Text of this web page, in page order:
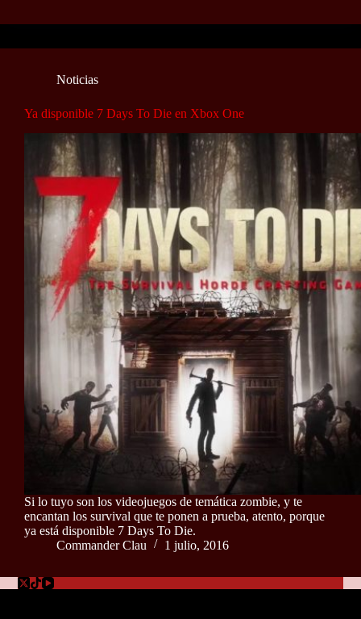
Noticias
Ya disponible 7 Days To Die en Xbox One
Si lo tuyo son los videojuegos de temática zombie, y te
encantan los survival que te ponen a prueba, atento, porque
ya está disponible 7 Days To Die.
Commander Clau
1 julio, 2016